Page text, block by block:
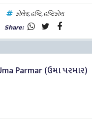
કોલેજ,દ્રષ્ટિ,દ્રષ્ટિકોણ
Share:
Parmar (ઉમા પરમાર)